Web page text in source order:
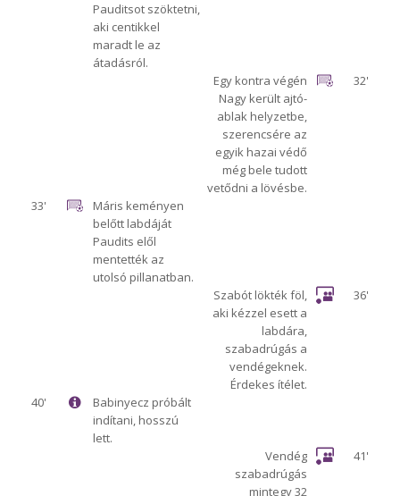
Pauditsot szöktetni,
aki centikkel
maradt le az
átadásról.
32'
Egy kontra végén
Nagy került ajtó-
ablak helyzetbe,
szerencsére az
egyik hazai védő
még bele tudott
vetődni a lövésbe.
33'
Máris keményen
belőtt labdáját
Paudits elől
mentették az
utolsó pillanatban.
36'
Szabót lökték föl,
aki kézzel esett a
labdára,
szabadrúgás a
vendégeknek.
Érdekes ítélet.
40'
Babinyecz próbált
indítani, hosszú
lett.
41'
Vendég
szabadrúgás
mintegy 32